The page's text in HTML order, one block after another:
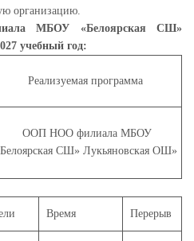
организацию.
МБОУ «Белоярская СШ»
учебный год:
Реализуемая программа
ООП НОО филиала МБОУ
СШ» Лукьяновская ОШ»
Время Перерыв